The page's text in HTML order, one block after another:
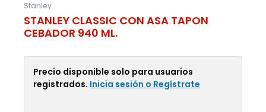
Stanley
STANLEY CLASSIC CON ASA TAPON
CEBADOR 940 ML.
Precio disponible solo para usuarios
registrados. Inicia sesión o Regístrate